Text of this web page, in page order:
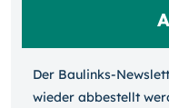
Der Baulinks-
wieder ab­bestellt